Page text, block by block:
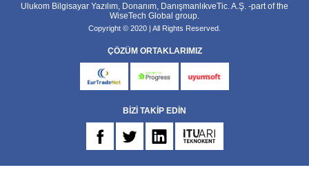
BİZİ TAKİP EDİN
Ulukom Bilgisayar Yazılım, Donanım, DanışmanlıkveTic. A.Ş. -part of the
WiseTech Global group.
Copyright © 2020 | All Rights Reserved.
ÇÖZÜM ORTAKLARIMIZ